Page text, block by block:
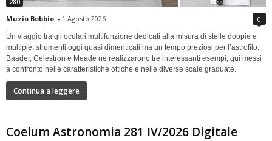
280
Muzio Bobbio - 1 Agosto 2026 0
Un viaggio tra gli oculari multifunzione dedicati alla misura di stelle doppie e
multiple, strumenti oggi quasi dimenticati ma un tempo preziosi per l’astrofilo.
Baader, Celestron e Meade ne realizzarono tre interessanti esempi, qui messi
a confronto nelle caratteristiche ottiche e nelle diverse scale graduate.
Continua a leggere
Coelum Astronomia 281 IV/2026 Digitale